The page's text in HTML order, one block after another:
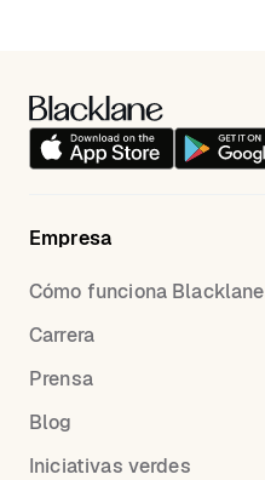
Empresa
Cómo funciona Blacklane
Carrera
Prensa
Blog
Iniciativas verdes